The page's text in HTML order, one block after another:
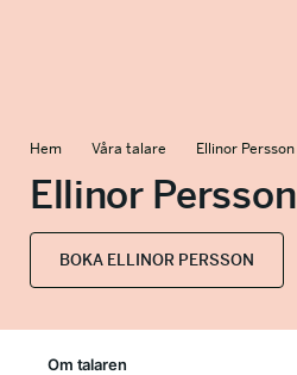
Hem Våra talare Ellinor Persson
Ellinor Persson
BOKA ELLINOR PERSSON
Om talaren